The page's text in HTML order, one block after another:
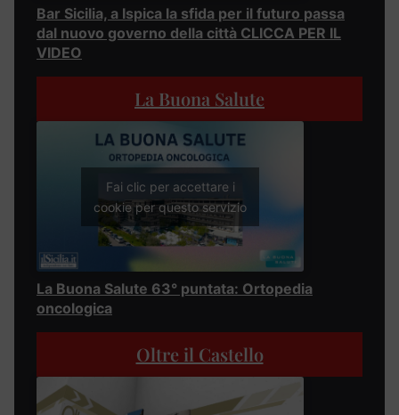
Bar Sicilia, a Ispica la sfida per il futuro passa
dal nuovo governo della città CLICCA PER IL
VIDEO
La Buona Salute
Fai clic per accettare i
cookie per questo servizio
La Buona Salute 63° puntata: Ortopedia
oncologica
Oltre il Castello